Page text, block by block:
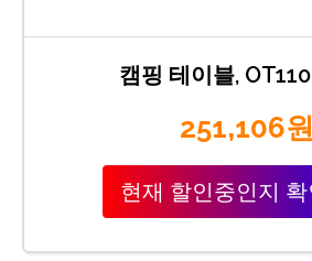
캠핑 테이블,
251,106원
현재 할인중인지 확